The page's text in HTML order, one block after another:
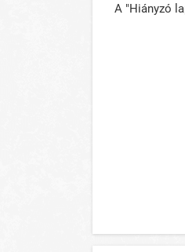
A "Hiányzó